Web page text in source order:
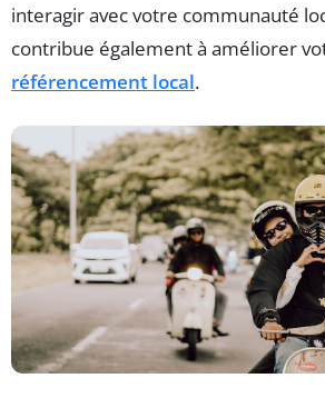
interagir avec votre communauté
contribue également à améliorer
référencement local.